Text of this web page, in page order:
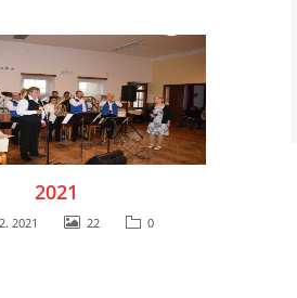
úspěchů a mnoho
chvil strávených v
přátel při dobré muzice. Ať
v této nelehké době udrží
spojuje.
2021
2021 22 0